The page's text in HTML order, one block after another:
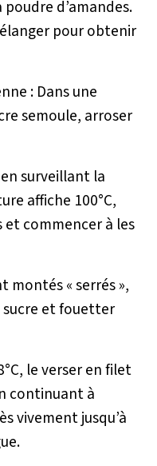
d’amandes.
pour obtenir
: Dans une
semoule, arroser
surveillant la
affiche 100°C,
et commencer à les
montés « serrés »,
sucre et fouetter
le verser en filet
continuant à
vivement jusqu’à